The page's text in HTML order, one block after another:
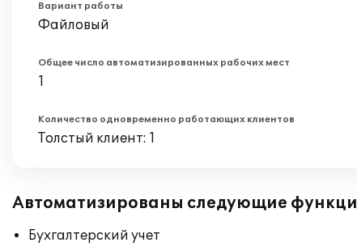
Вариант работы
Файловый
Общее число автоматизированных рабочих мест
1
Количество одновременно работающих клиентов
Толстый клиент: 1
Автоматизированы следующие
Бухгалтерский учет